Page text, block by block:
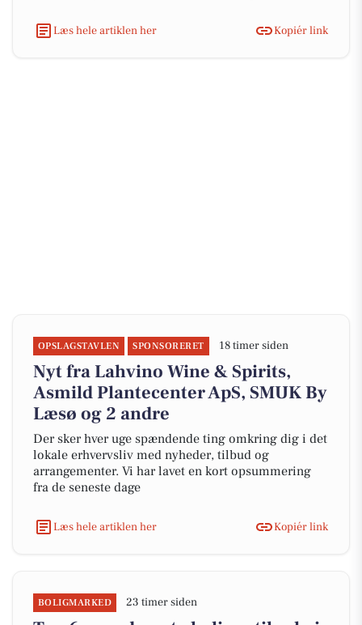
Læs hele artiklen her Kopiér link
OPSLAGSTAVLEN SPONSORERET 18 timer siden
Nyt fra Lahvino Wine & Spirits,
Asmild Plantecenter ApS, SMUK By
Læsø og 2 andre
Der sker hver uge spændende ting omkring dig i det
lokale erhvervsliv med nyheder, tilbud og
arrangementer. Vi har lavet en kort opsummering
fra de seneste dage
Læs hele artiklen her Kopiér link
BOLIGMARKED 23 timer siden